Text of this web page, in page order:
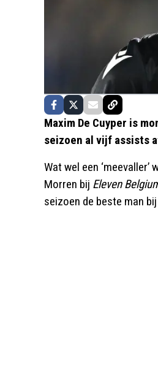
Maxim De Cuyper is
seizoen al vijf assists
Wat wel een
Morren bij Eleven
seizoen de beste man